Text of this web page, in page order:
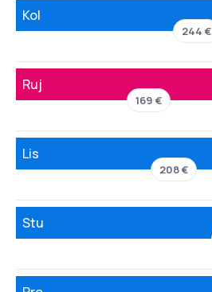
Kol
244 €
Ruj
169 €
Lis
208 €
Stu